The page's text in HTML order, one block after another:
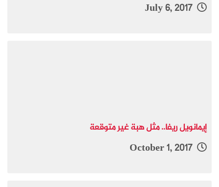
July 6, 2017
إيمانويل ريفا.. مثل هبة غير متوقعة
October 1, 2017